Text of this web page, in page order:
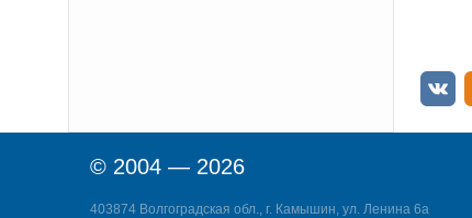
© 2004 — 2026
403874 Волгоградская обл., г. Камышин, ул. Ленина 6а